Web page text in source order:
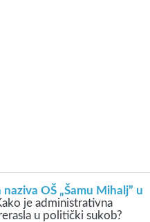
naziva OŠ „Šamu Mihalj” u
je administrativna
u politički sukob?